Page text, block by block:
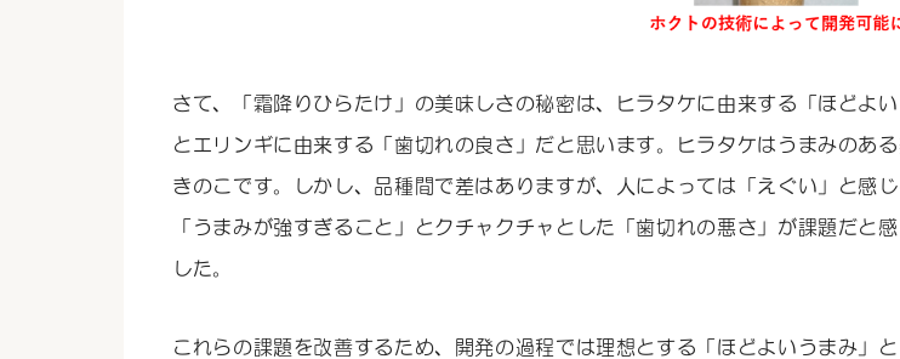
さて、「霜降りひらたけ」の美味しさの秘密は、ヒラタケに由来する「ほどよい
とエリンギに由来する「歯切れの良さ」だと思います。ヒラタケはうまみのあ
きのこです。しかし、品種間で差はありますが、人によっては「えぐい」と感
「うまみが強すぎること」とクチャクチャとした「歯切れの悪さ」が課題だと
した。
これらの課題を改善するため、開発の過程では理想とする「ほどよいうまみ」